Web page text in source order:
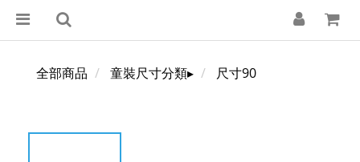
全部商品 童裝尺寸分類▸ 尺寸90